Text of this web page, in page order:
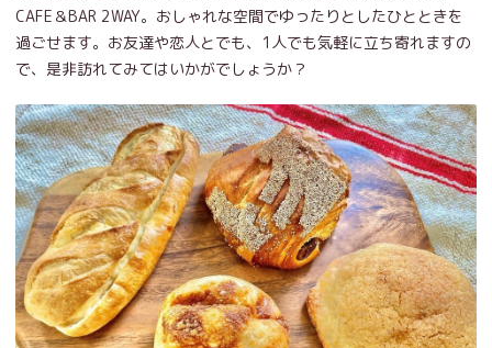
CAFE＆BAR 2WAY。おしゃれな空間でゆったりとしたひとときを
過ごせます。お友達や恋人とでも、1人でも気軽に立ち寄れますの
で、是非訪れてみてはいかがでしょうか？